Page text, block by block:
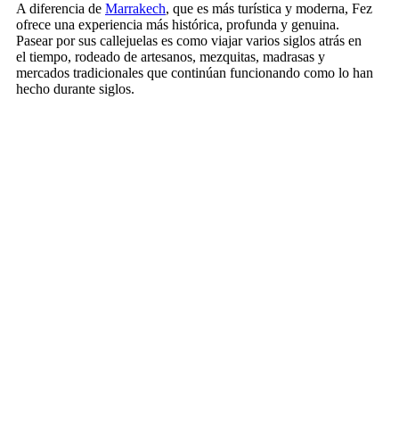
A diferencia de Marrakech, que es más turística y moderna, Fez
ofrece una experiencia más histórica, profunda y genuina.
Pasear por sus callejuelas es como viajar varios siglos atrás en
el tiempo, rodeado de artesanos, mezquitas, madrasas y
mercados tradicionales que continúan funcionando como lo han
hecho durante siglos.